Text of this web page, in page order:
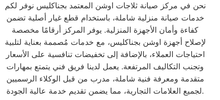
نحن في مركز صيانة ثلاجات اوشن المعتمد بجناكليس نوفر لكم
خدمات صيانة منزلية شاملة، باستخدام قطع غيار أصلية تضمن
كفاءة وأمان الأجهزة المنزلية. يوفر المركز أرقامًا مخصصة
لإصلاح أجهزة اوشن بجناكليس، مع خدمات مُصممة بعناية لتلبية
احتياجات العملاء، بالإضافة إلى تخفيضات تنافسية على الأسعار
وتجنب التكاليف المرتفعة. يعمل لدينا فريق فني يتمتع بمهارات
متقدمة ومعرفة فنية شاملة، مدرب من قبل الوكلاء الرسميين
لجميع العلامات التجارية، مما يضمن تقديم خدمة عالية الجودة.